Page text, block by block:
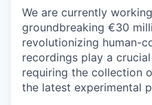
We are currently
groundbreaking €30
revolutionizing human-
recordings play a
requiring the collection
the latest experimental